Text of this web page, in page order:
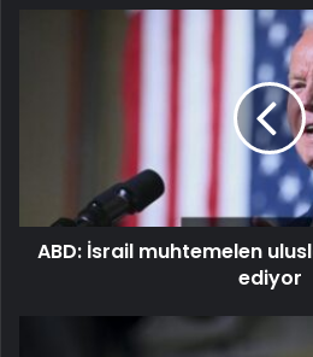
ABD: İsrail muhtemelen
ediyor